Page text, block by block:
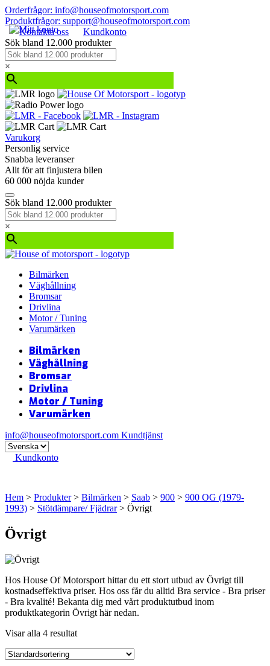
Orderfrågor: info@houseofmotorsport.com
Produktfrågor: support@houseofmotorsport.com
Kontakta oss
Kundkonto
Sök bland 12.000 produkter
×
Varukorg
Personlig service
Snabba leveranser
Allt för att finjustera bilen
60 000 nöjda kunder
Sök bland 12.000 produkter
×
Bilmärken
Väghållning
Bromsar
Drivlina
Motor / Tuning
Varumärken
Bilmärken
Väghållning
Bromsar
Drivlina
Motor / Tuning
Varumärken
info@houseofmotorsport.com Kundtjänst
Kundkonto
Hem > Produkter> Bilmärken > Saab > 900 > 900 OG (1979-
1993) > Stötdämpare/ Fjädrar> Övrigt
Övrigt
Hos House Of Motorsport hittar du ett stort utbud av Övrigt till
kostnadseffektiva priser. Hos oss får du alltid Bra service - Bra priser
- Bra kvalité! Bekanta dig med vårt produktutbud inom
produktkategorin Övrigt här nedan.
Visar alla 4 resultat